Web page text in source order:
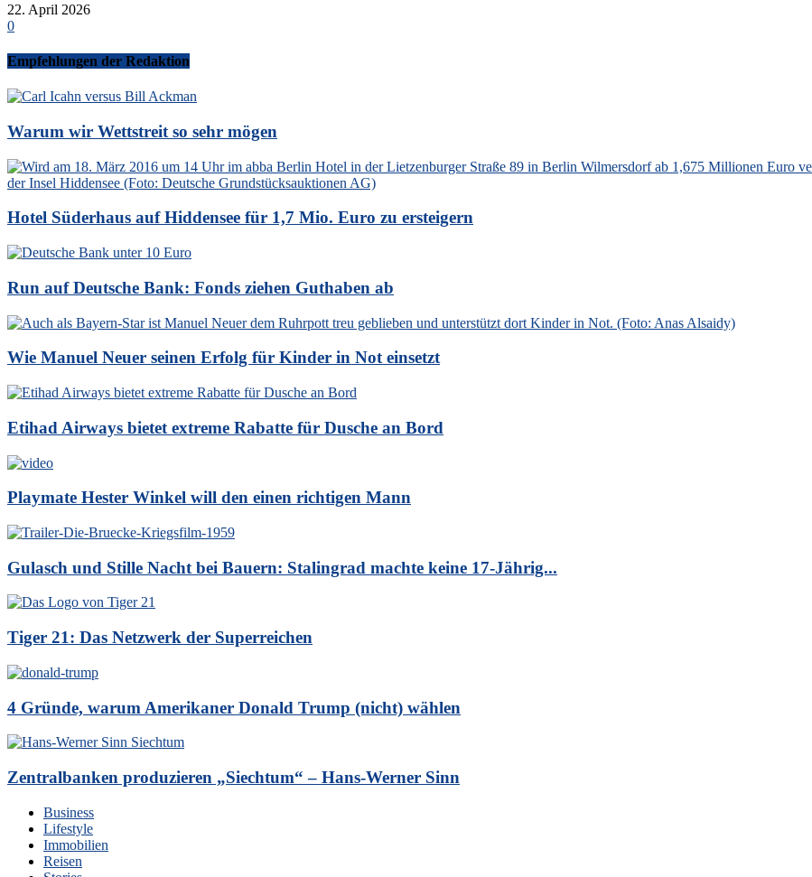
22. April 2026
0
Empfehlungen der Redaktion
Warum wir Wettstreit so sehr mögen
Hotel Süderhaus auf Hiddensee für 1,7 Mio. Euro zu ersteigern
Run auf Deutsche Bank: Fonds ziehen Guthaben ab
Wie Manuel Neuer seinen Erfolg für Kinder in Not einsetzt
Etihad Airways bietet extreme Rabatte für Dusche an Bord
Playmate Hester Winkel will den einen richtigen Mann
Gulasch und Stille Nacht bei Bauern: Stalingrad machte keine 17-Jährig...
Tiger 21: Das Netzwerk der Superreichen
4 Gründe, warum Amerikaner Donald Trump (nicht) wählen
Zentralbanken produzieren „Siechtum“ – Hans-Werner Sinn
Business
Lifestyle
Immobilien
Reisen